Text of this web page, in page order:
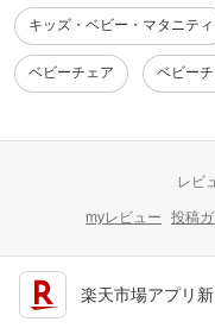
キッズ・ベビー・マタニティ
ベビーチェア ベビー
レビ
myレビュー 投稿
楽天市場アプリ